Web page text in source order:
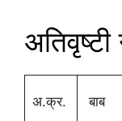
अतिवृष्टी
अ.क्र. बाब